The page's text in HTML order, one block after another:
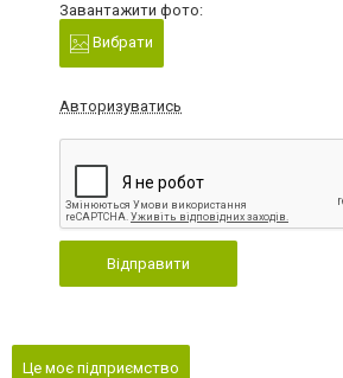
Завантажити фото:
Вибрати
Авторизуватись
Відправити
Це моє підприємство